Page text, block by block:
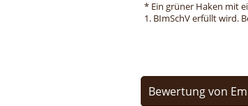
* Ein grüner Haken mit
1. BImSchV erfüllt wird.
Bewertung von